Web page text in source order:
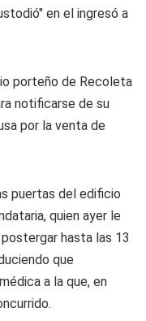
en el ingresó a
porteño de Recoleta
notificarse de su
por la venta de
puertas del edificio
quien ayer le
hasta las 13
que
a la que, en